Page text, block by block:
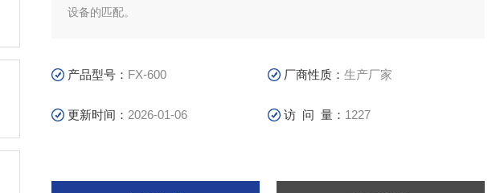
设备的匹配。
产品型号： FX-600 厂商性质：生产厂家
更新时间： 2026-01-06 访 问 量： 1227